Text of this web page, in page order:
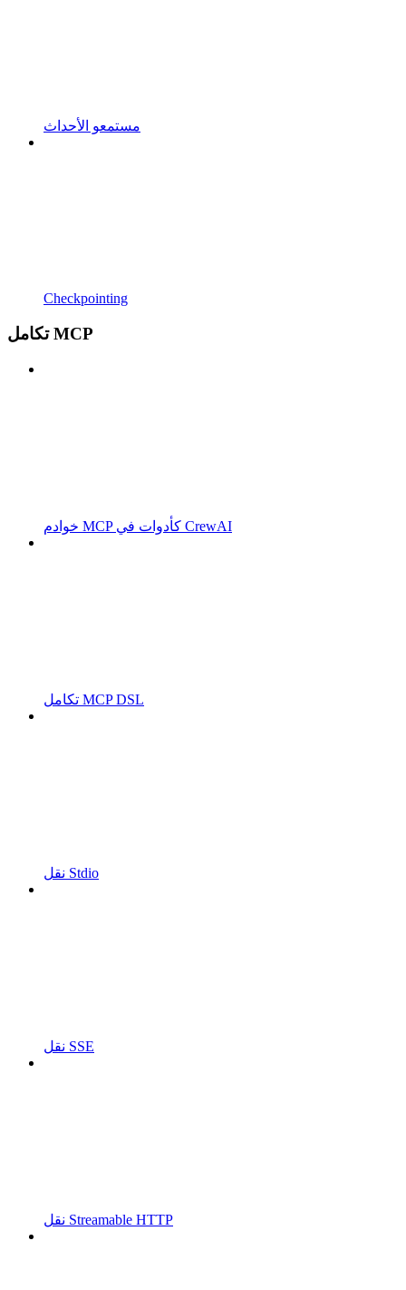
مستمعو الأحداث
Checkpointing
تكامل MCP
خوادم MCP كأدوات في CrewAI
تكامل MCP DSL
نقل Stdio
نقل SSE
نقل Streamable HTTP